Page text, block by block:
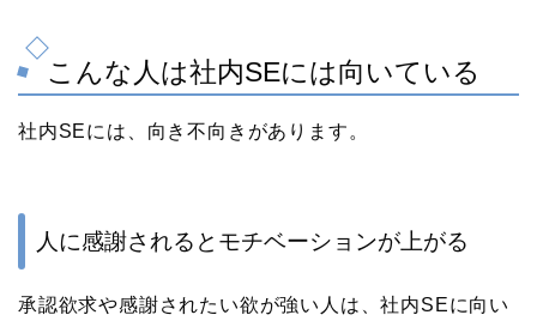
こんな人は社内SEには向いている
社内SEには、向き不向きがあります。
人に感謝されるとモチベーションが上がる
承認欲求や感謝されたい欲が強い人は、社内SEに向い